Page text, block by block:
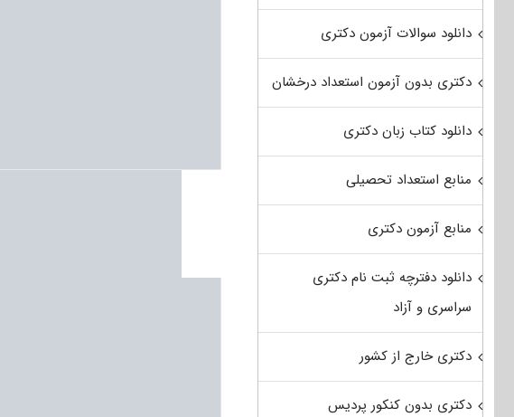
دانلود سوالات آزمون دکتری
دکتری بدون آزمون استعداد درخشان
دانلود کتاب زبان دکتری
منابع استعداد تحصیلی
منابع آزمون دکتری
دانلود دفترچه ثبت نام دکتری
سراسری و آزاد
دکتری خارج از کشور
دکتری بدون کنکور پردیس